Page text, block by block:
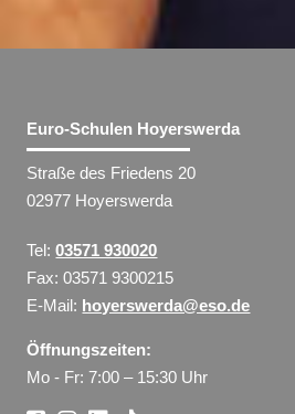
Euro-Schulen Hoyerswerda
Straße des Friedens 20
02977 Hoyerswerda
Tel:03571 930020
Fax: 03571 9300215
E-Mail: hoyerswerda@eso.de
Öffnungszeiten:
Mo - Fr: 7:00 – 15:30 Uhr